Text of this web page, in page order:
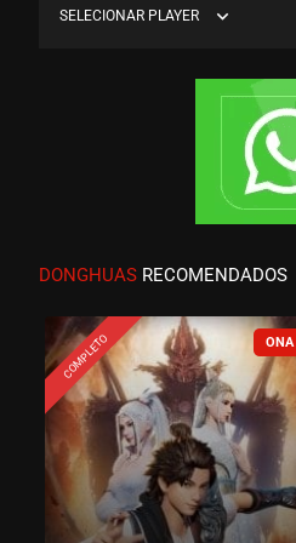
SELECIONAR PLAYER expand_more
DONGHUAS RECOMENDADOS
COMPLETO